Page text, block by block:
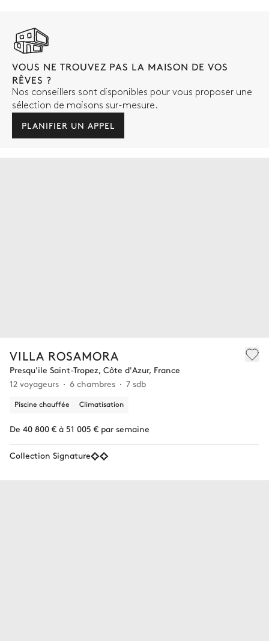
VOUS NE TROUVEZ PAS LA MAISON DE VOS
RÊVES ?
Nos conseillers sont disponibles pour vous proposer une
sélection de maisons sur-mesure.
PLANIFIER UN APPEL
VILLA ROSAMORA
Presqu'ile Saint-Tropez, Côte d'Azur, France
12 voyageurs
6 chambres 7 sdb
Piscine chauffée Climatisation
De 40 800 € à 51 005 € par semaine
Collection Signature